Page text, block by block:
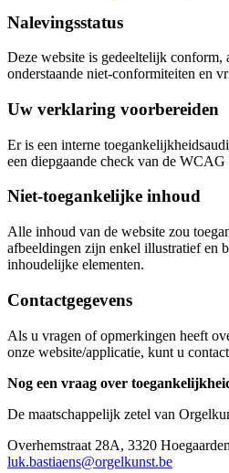
Nalevingsstatus
Deze website is gedeeltelijk conform,
onderstaande niet-conformiteiten en
Uw verklaring voorbereiden
Er is een interne
een diepgaande check van de
Niet-toegankelijke inhoud
Alle inhoud van de website zou
afbeeldingen zijn enkel illustratief en
inhoudelijke elementen.
Contactgegevens
Als u vragen of opmerkingen heeft
onze website/applicatie, kunt u
Nog een vraag over
De maatschappelijk zetel van
Overhemstraat 28A, 3320
luk.bastiaens@orgelkunst.be